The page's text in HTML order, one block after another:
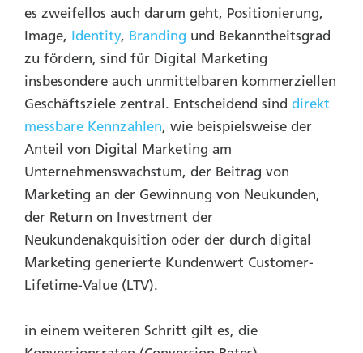
es zweifellos auch darum geht, Positionierung,
Image, Identity, Branding und Bekanntheitsgrad
zu fördern, sind für Digital Marketing
insbesondere auch unmittelbaren kommerziellen
Geschäftsziele zentral. Entscheidend sind direkt
messbare Kennzahlen, wie beispielsweise der
Anteil von Digital Marketing am
Unternehmenswachstum, der Beitrag von
Marketing an der Gewinnung von Neukunden,
der Return on Investment der
Neukundenakquisition oder der durch digital
Marketing generierte Kundenwert Customer-
Lifetime-Value (LTV).
in einem weiteren Schritt gilt es, die